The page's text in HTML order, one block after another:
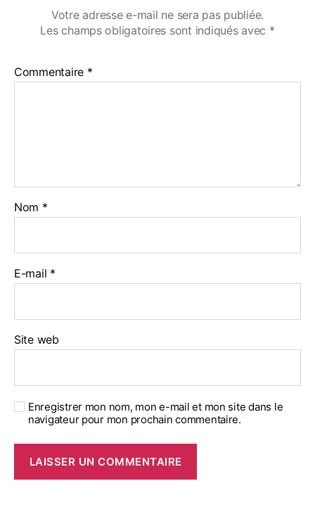
Votre adresse e-mail ne sera pas publiée.
Les champs obligatoires sont indiqués avec *
Commentaire *
Nom *
E-mail *
Site web
Enregistrer mon nom, mon e-mail et mon site dans le
navigateur pour mon prochain commentaire.